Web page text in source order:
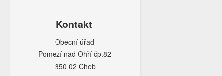
Kontakt
Obecní úřad
Pomezí nad Ohří čp.82
350 02 Cheb